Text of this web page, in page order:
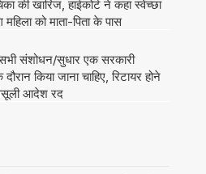
की खारिज, हाईकोर्ट ने कहा स्वेच्छा
को माता-पिता के पास
संशोधन/सुधार एक सरकारी
किया जाना चाहिए, रिटायर होने
आदेश रद